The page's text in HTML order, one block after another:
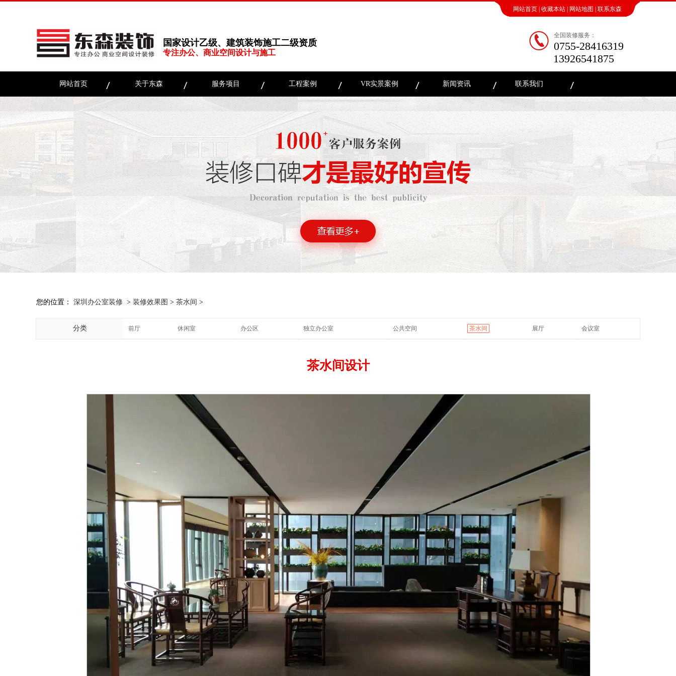
网站首页 收藏本站 网站地图 联系东森
国家设计乙级、建筑装饰施工二级资质
专注办公、商业空间设计与施工
全国装修服务：
0755-28416319
13926541875
网站首页 关于东森 服务项目 工程案例 VR实景案例 新闻资讯 联系我们
您的位置： 深圳办公室装修 > 装修效果图 > 茶水间 >
分类 前厅 休闲室 办公区 独立办公室 公共空间 茶水间 展厅 会议室
茶水间设计